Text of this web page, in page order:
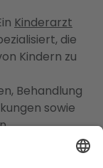
Kinderarzt
die
Kindern zu
Behandlung
sowie
und